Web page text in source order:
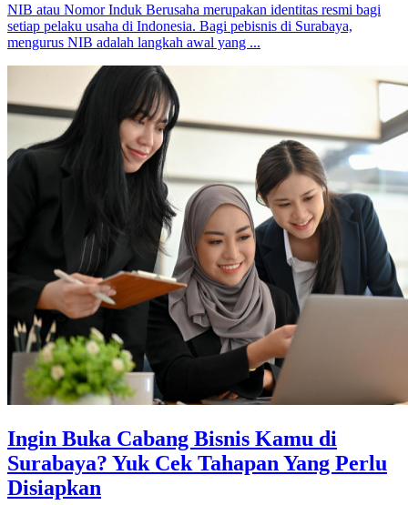
NIB atau Nomor Induk Berusaha merupakan identitas resmi bagi
setiap pelaku usaha di Indonesia. Bagi pebisnis di Surabaya,
mengurus NIB adalah langkah awal yang ...
Ingin Buka Cabang Bisnis Kamu di
Surabaya? Yuk Cek Tahapan Yang Perlu
Disiapkan